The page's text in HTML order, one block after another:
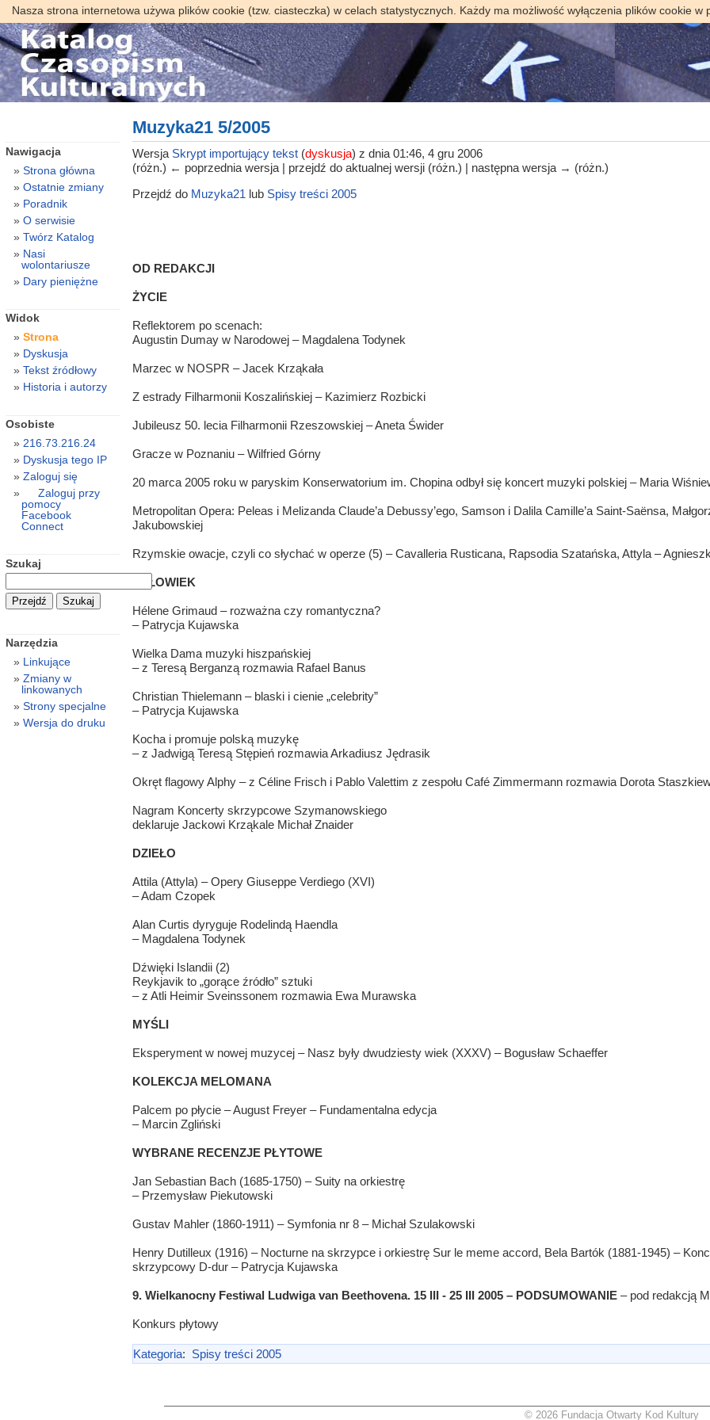
Nasza strona internetowa używa plików cookie (tzw. ciasteczka) w celach statystycznych. Każdy ma możliwość wyłączenia plików cookie
Muzyka21 5/2005
Wersja Skrypt importujący tekst (dyskusja) z dnia 01:46, 4 gru 2006
(różn.) ← poprzednia wersja | przejdź do aktualnej wersji (różn.) | następna wersja → (różn.)
Przejdź do Muzyka21 lub Spisy treści 2005
OD REDAKCJI
ŻYCIE
Reflektorem po scenach:
Augustin Dumay w Narodowej – Magdalena Todynek
Marzec w NOSPR – Jacek Krząkała
Z estrady Filharmonii Koszalińskiej – Kazimierz Rozbicki
Jubileusz 50. lecia Filharmonii Rzeszowskiej – Aneta Świder
Gracze w Poznaniu – Wilfried Górny
20 marca 2005 roku w paryskim Konserwatorium im. Chopina odbył się koncert muzyki polskiej – Maria
Metropolitan Opera: Peleas i Melizanda Claude’a Debussy’ego, Samson i Dalila Camille’a Saint-Saënsa,
Jakubowskiej
Rzymskie owacje, czyli co słychać w operze (5) – Cavalleria Rusticana, Rapsodia Szatańska, Attyla –
CZŁOWIEK
Hélene Grimaud – rozważna czy romantyczna?
– Patrycja Kujawska
Wielka Dama muzyki hiszpańskiej
– z Teresą Berganzą rozmawia Rafael Banus
Christian Thielemann – blaski i cienie „celebrity”
– Patrycja Kujawska
Kocha i promuje polską muzykę
– z Jadwigą Teresą Stępień rozmawia Arkadiusz Jędrasik
Okręt flagowy Alphy – z Céline Frisch i Pablo Valettim z zespołu Café Zimmermann rozmawia Dorota
Nagram Koncerty skrzypcowe Szymanowskiego
deklaruje Jackowi Krząkale Michał Znaider
DZIEŁO
Attila (Attyla) – Opery Giuseppe Verdiego (XVI)
– Adam Czopek
Alan Curtis dyryguje Rodelindą Haendla
– Magdalena Todynek
Dźwięki Islandii (2)
Reykjavik to „gorące źródło” sztuki
– z Atli Heimir Sveinssonem rozmawia Ewa Murawska
MYŚLI
Eksperyment w nowej muzycej – Nasz były dwudziesty wiek (XXXV) – Bogusław Schaeffer
KOLEKCJA MELOMANA
Palcem po płycie – August Freyer – Fundamentalna edycja
– Marcin Zgliński
WYBRANE RECENZJE PŁYTOWE
Jan Sebastian Bach (1685-1750) – Suity na orkiestrę
– Przemysław Piekutowski
Gustav Mahler (1860-1911) – Symfonia nr 8 – Michał Szulakowski
Henry Dutilleux (1916) – Nocturne na skrzypce i orkiestrę Sur le meme accord, Bela Bartók (1881-1945) –
skrzypcowy D-dur – Patrycja Kujawska
9. Wielkanocny Festiwal Ludwiga van Beethovena. 15 III - 25 III 2005 – PODSUMOWANIE– pod redakcją
Konkurs płytowy
Kategoria: Spisy treści 2005
Nawigacja
Strona główna
Ostatnie zmiany
Poradnik
O serwisie
Twórz Katalog
Nasi
wolontariusze
Dary pieniężne
Widok
Strona
Dyskusja
Tekst źródłowy
Historia i autorzy
Osobiste
216.73.216.24
Dyskusja tego IP
Zaloguj się
Zaloguj przy
pomocy
Facebook
Connect
Szukaj
Narzędzia
Linkujące
Zmiany w
linkowanych
Strony specjalne
Wersja do druku
© 2026 Fundacja Otwarty Kod Kultury